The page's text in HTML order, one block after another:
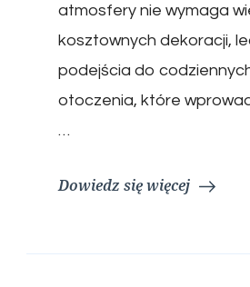
atmosfery nie wymaga
kosztownych dekoracji,
podejścia do
otoczenia, które
…
Dowiedz się więcej